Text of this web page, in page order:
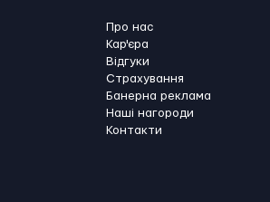
Про нас
Кар'єра
Відгуки
Страхування
Банерна реклама
Наші нагороди
Контакти